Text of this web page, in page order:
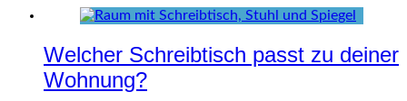
Welcher Schreibtisch passt zu deiner
Wohnung?